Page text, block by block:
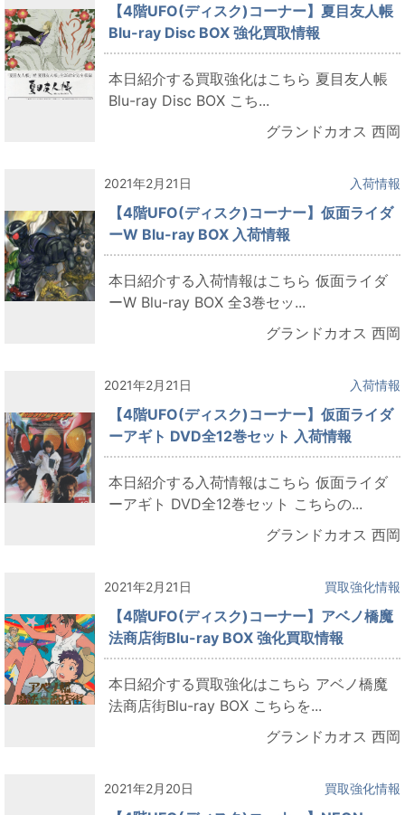
【4階UFO(ディスク)コーナー】夏目友人帳
Blu-ray Disc BOX 強化買取情報
本日紹介する買取強化はこちら 夏目友人帳
Blu-ray Disc BOX こち...
グランドカオス 西岡
2021年2月21日 入荷情報
【4階UFO(ディスク)コーナー】仮面ライダ
ーW Blu-ray BOX 入荷情報
本日紹介する入荷情報はこちら 仮面ライダ
ーW Blu-ray BOX 全3巻セッ...
グランドカオス 西岡
2021年2月21日 入荷情報
【4階UFO(ディスク)コーナー】仮面ライダ
ーアギト DVD全12巻セット 入荷情報
本日紹介する入荷情報はこちら 仮面ライダ
ーアギト DVD全12巻セット こちらの...
グランドカオス 西岡
2021年2月21日 買取強化情報
【4階UFO(ディスク)コーナー】アベノ橋魔
法商店街Blu-ray BOX 強化買取情報
本日紹介する買取強化はこちら アベノ橋魔
法商店街Blu-ray BOX こちらを...
グランドカオス 西岡
2021年2月20日 買取強化情報